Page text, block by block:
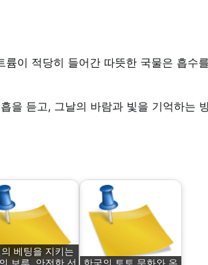
이 적당히 들어간 따뜻한 국물은 흡수
을 듣고, 그날의 바람과 빛을 기억하는
베팅을 지키는